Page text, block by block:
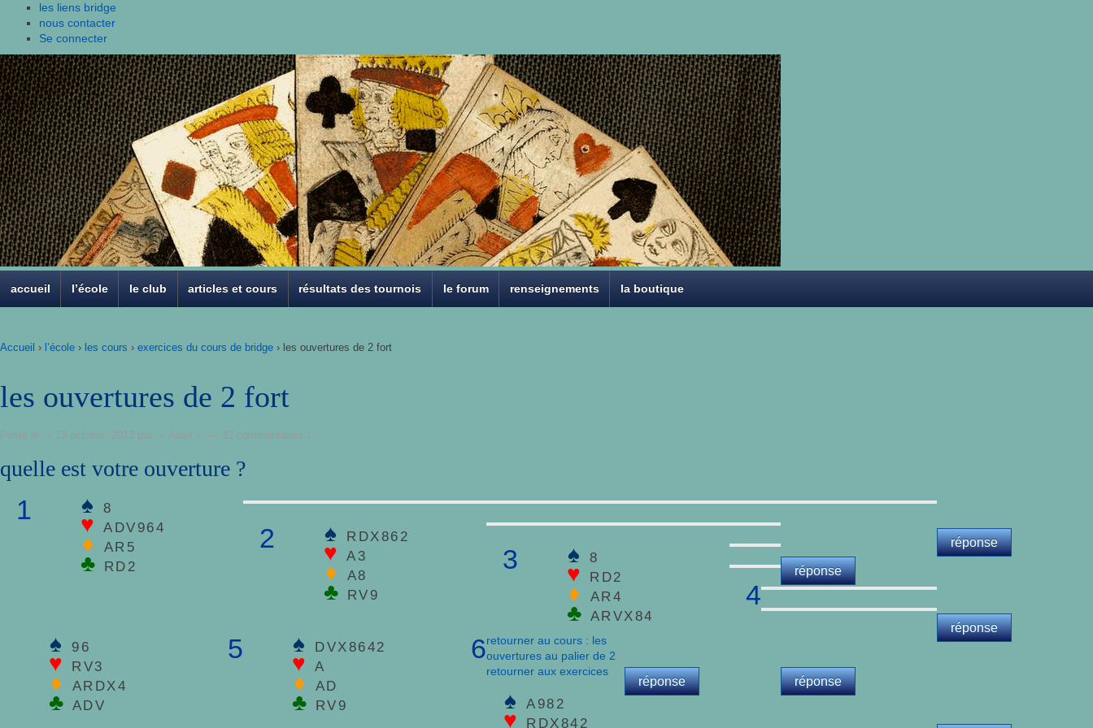
les liens bridge
nous contacter
Se connecter
accueil l’école le club articles et cours résultats des tournois le forum renseignements la boutique
Accueil › l’école › les cours › exercices du cours de bridge › les ouvertures de 2 fort
les ouvertures de 2 fort
Posté le 13 octobre, 2013 par Alain — 32 commentaires ↓
quelle est votre ouverture ?
1 ♠ 8
♥ ADV964
♦ AR5
♣ RD2
réponse
2 ♠ RDX862
♥ A3
♦ A8
♣ RV9
réponse
3 ♠ 8
♥ RD2
♦ AR4
♣ ARVX84
réponse
4
♠ 96
♥ RV3
♦ ARDX4
♣ ADV
réponse
5 ♠ DVX8642
♥ A
♦ AD
♣ RV9
réponse
6
♠ A982
♥ RDX842
retourner au cours : les
ouvertures au palier de 2
retourner aux exercices